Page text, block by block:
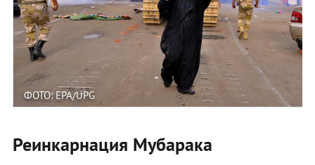
ФОТО: EPA/UPG
Реинкарнация Мубарака